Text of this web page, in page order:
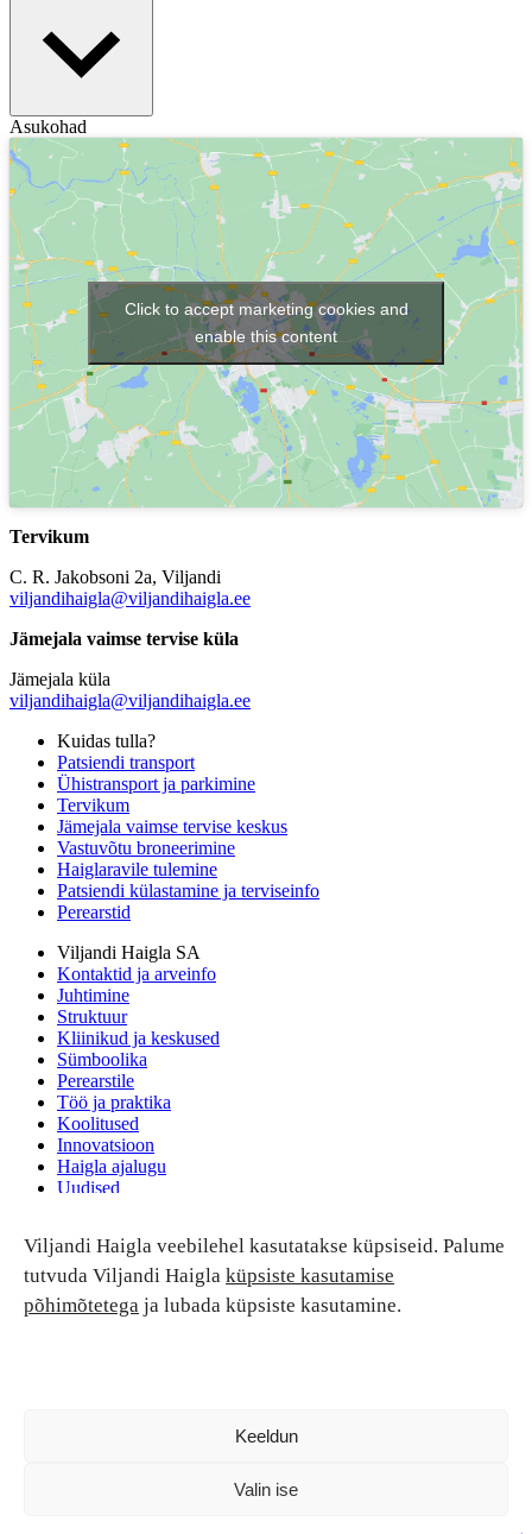
Viljandi Haigla veebilehel kasutatakse küpsiseid. Palume
tutvuda Viljandi Haigla küpsiste kasutamise
põhimõtetega ja lubada küpsiste kasutamine.
Keeldun
Valin ise
Asukohad
Click to accept marketing cookies and
enable this content
Tervikum
C. R. Jakobsoni 2a, Viljandi
viljandihaigla@viljandihaigla.ee
Jämejala vaimse tervise küla
Jämejala küla
viljandihaigla@viljandihaigla.ee
Kuidas tulla?
Patsiendi transport
Ühistransport ja parkimine
Tervikum
Jämejala vaimse tervise keskus
Vastuvõtu broneerimine
Haiglaravile tulemine
Patsiendi külastamine ja terviseinfo
Perearstid
Viljandi Haigla SA
Kontaktid ja arveinfo
Juhtimine
Struktuur
Kliinikud ja keskused
Sümboolika
Perearstile
Töö ja praktika
Koolitused
Innovatsioon
Haigla ajalugu
Uudised
Patsiendi turvalisus ja õigused
Patsiendi õigused ja kohustused
Patsiendiohutus
Patsientide nõukoda